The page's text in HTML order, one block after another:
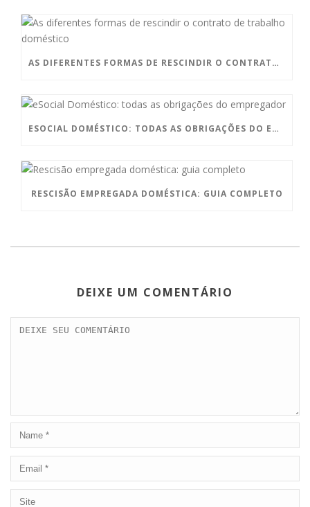
AS DIFERENTES FORMAS DE RESCINDIR O CONTRATO DE TRABALHO DOMÉSTICO
ESOCIAL DOMÉSTICO: TODAS AS OBRIGAÇÕES DO EMPREGADOR
RESCISÃO EMPREGADA DOMÉSTICA: GUIA COMPLETO
DEIXE UM COMENTÁRIO